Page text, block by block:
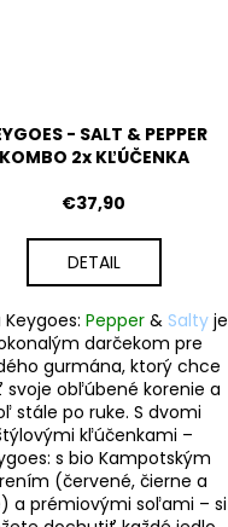
- SALT & PEPPER
KOMBO 2x KĽÚČENKA
€37,90
DETAIL
Keygoes:Pepper & Salty je
darčekom pre
gurmána, ktorý chce
obľúbené korenie a
stále po ruke. S dvomi
kľúčenkami –
s bio Kampotským
(červené, čierne a
a prémiovými soľami – si